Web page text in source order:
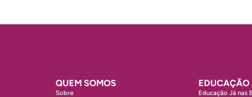
QUEM SOMOS
Sobre
EDUCAÇÃO
Educação Já nas